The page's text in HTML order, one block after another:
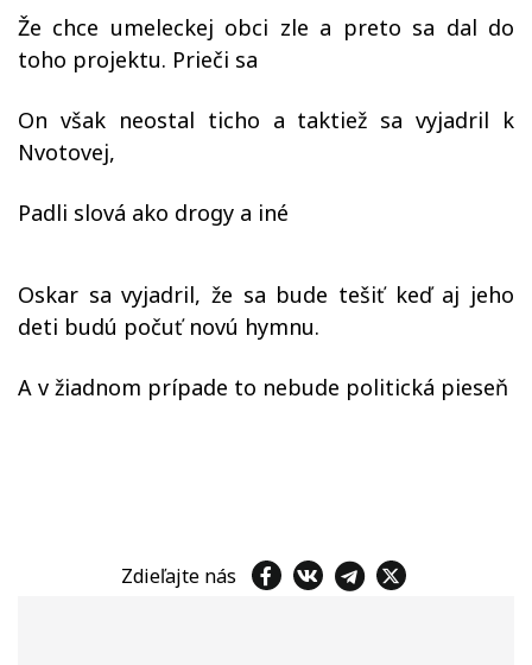
Že chce umeleckej obci zle a preto sa dal do
toho projektu. Prieči sa
On však neostal ticho a taktiež sa vyjadril k
Nvotovej,
Padli slová ako drogy a iné
Oskar sa vyjadril, že sa bude tešiť keď aj jeho
deti budú počuť novú hymnu.
A v žiadnom prípade to nebude politická pieseň
Zdieľajte nás